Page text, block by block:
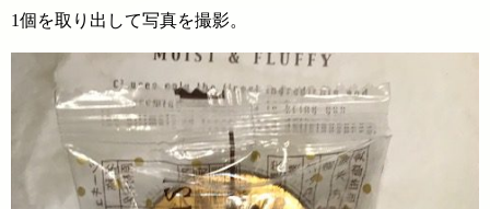
1個を取り出して写真を撮影。